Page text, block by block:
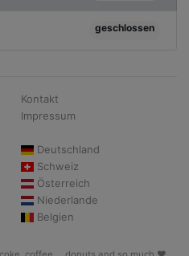
geschlossen
Kontakt
Impressum
Deutschland
Schweiz
Österreich
Niederlande
Belgien